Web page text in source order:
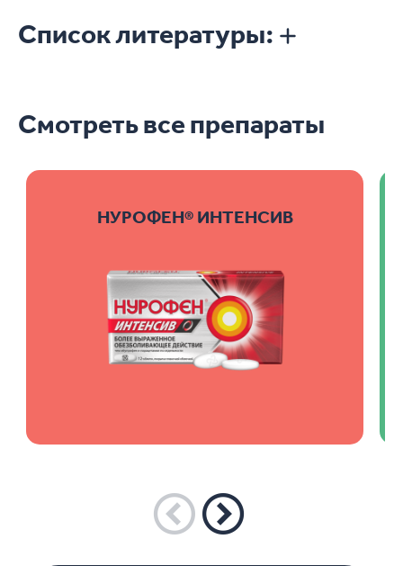
Список литературы:
Смотреть все препараты
НУРОФЕН® ИНТЕНСИВ